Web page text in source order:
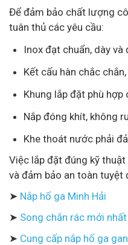
Để đảm bảo chất lượng
tuân thủ các yêu cầu:
Inox đạt chuẩn, dày
Kết cấu hàn chắc
Khung lắp đặt phù hợp
Nắp đóng khít, không
Khe thoát nước phải
Việc lắp đặt đúng kỹ
và đảm bảo an toàn tuyệt
➤ Nắp hố ga Minh Hải
➤ Song chắn rác mới nhất
➤ Cung cấp nắp hố ga